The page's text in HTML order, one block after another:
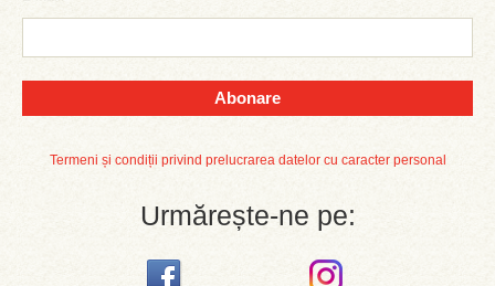
Abonare
Termeni și condiții privind prelucrarea datelor cu caracter personal
Urmărește-ne pe: